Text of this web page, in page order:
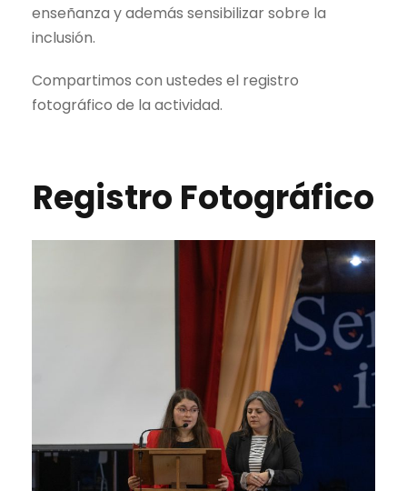
enseñanza y además sensibilizar sobre la
inclusión.
Compartimos con ustedes el registro
fotográfico de la actividad.
Registro Fotográfico